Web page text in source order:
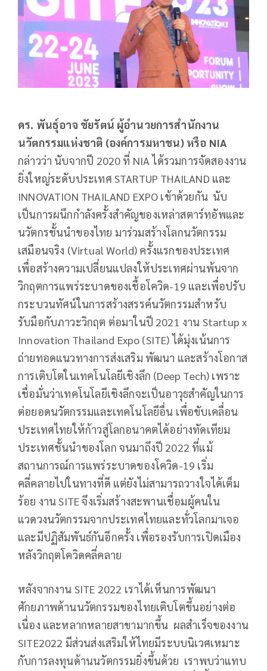
ดร. พันธุ์อาจ ชัยรัตน์ ผู้อำนวยการสำนักงาน
นวัตกรรมแห่งชาติ (องค์การมหาชน) หรือ NIA
กล่าวว่า นับจากปี 2020 ที่ NIA ได้รวมการจัดสองงาน
ยิ่งใหญ่ระดับประเทศ STARTUP THAILAND และ
INNOVATION THAILAND EXPO เข้าด้วยกัน นับ
เป็นการผนึกกำลังครั้งสำคัญของเหล่าสตาร์ทอัพและ
นวัตกรชั้นนำของไทย มาร่วมสร้างโลกนวัตกรรม
เสมือนจริง (Virtual World) ครั้งแรกของประเทศ
เพื่อสร้างความเปลี่ยนแปลงให้ประเทศผ่านพ้นจาก
วิกฤตการแพร่ระบาดของเชื้อโควิด-19 และเพื่อปรับ
กระบวนทัศน์ในการสร้างสรรค์นวัตกรรมสำหรับ
รับมือกับภาวะวิกฤต ต่อมาในปี 2021 งาน Startup x
Innovation Thailand Expo (SITE) ได้มุ่งเน้นการ
ถ่ายทอดแนวทางการส่งเสริม พัฒนา และสร้างโอกาส
การเติบโตในเทคโนโลยีเชิงลึก (Deep Tech) เพราะ
เชื่อมั่นว่าเทคโนโลยีเชิงลึกจะเป็นอาวุธสำคัญในการ
ต่อยอดนวัตกรรมและเทคโนโลยีอื่น เพื่อขับเคลื่อน
ประเทศไทยให้ก้าวสู่โลกอนาคตได้อย่างทัดเทียม
ประเทศชั้นนำของโลก จนมาถึงปี 2022 ที่แม้
สถานการณ์การแพร่ระบาดของโควิด-19 เริ่ม
คลี่คลายไปในทางที่ดี แต่ยังไม่สามารถวางใจได้เต็ม
ร้อย งาน SITE จึงเริ่มสร้างสะพานเชื่อมผู้คนใน
แวดวงนวัตกรรมจากประเทศไทยและทั่วโลกมาเจอ
และมีปฏิสัมพันธ์กันอีกครั้ง เพื่อรองรับการเปิดเมือง
หลังวิกฤตโควิดคลี่คลาย
หลังจากงาน SITE 2022 เราได้เห็นการพัฒนา
ศักยภาพด้านนวัตกรรมของไทยเติบโตขึ้นอย่างต่อ
เนื่อง และหลากหลายสาขามากขึ้น ผลสำเร็จของงาน
SITE2022 มีส่วนส่งเสริมให้ไทยมีระบบนิเวศเหมาะ
กับการลงทุนด้านนวัตกรรมยิ่งขึ้นด้วย เราพบว่าแทบ